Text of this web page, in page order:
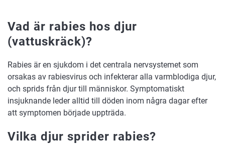
Vad är rabies hos djur
(vattuskräck)?
Rabies är en sjukdom i det centrala nervsystemet som
orsakas av rabiesvirus och infekterar alla varmblodiga djur,
och sprids från djur till människor. Symptomatiskt
insjuknande leder alltid till döden inom några dagar efter
att symptomen började uppträda.
Vilka djur sprider rabies?